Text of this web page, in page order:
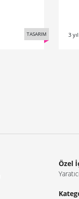
TASARIM 3
Özel